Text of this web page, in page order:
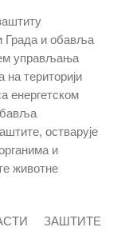
Града и обавља
управљања
територији
енергетском
остварује
и
животне
ЗАШТИТЕ